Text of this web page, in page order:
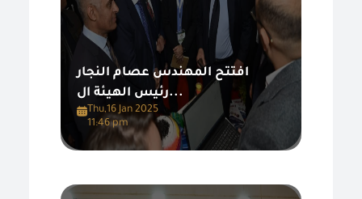
افتتح المهندس عصام النجار
رئيس الهيئة ال...
Thu,16 Jan 2025
11:46 pm